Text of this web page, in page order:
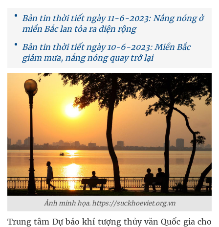
Bản tin thời tiết ngày 11-6-2023: Nắng nóng ở
miền Bắc lan tỏa ra diện rộng
Bản tin thời tiết ngày 10-6-2023: Miền Bắc
giảm mưa, nắng nóng quay trở lại
Ảnh minh họa. https://suckhoeviet.org.vn
Trung tâm Dự báo khí tượng thủy văn Quốc gia cho